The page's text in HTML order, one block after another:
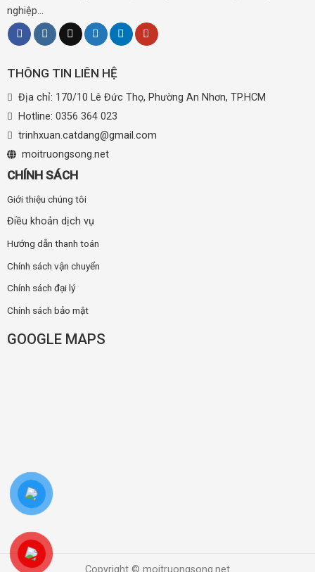
nghiệp...
THÔNG TIN LIÊN HỆ
Địa chỉ: 170/10 Lê Đức Thọ, Phường An Nhơn, TP.HCM
Hotline: 0356 364 023
trinhxuan.catdang@gmail.com
moitruongsong.net
CHÍNH SÁCH
Giới thiệu chúng tôi
Điều khoản dịch vụ
Hướng dẫn thanh toán
Chính sách vận chuyển
Chính sách đại lý
Chính sách bảo mật
GOOGLE MAPS